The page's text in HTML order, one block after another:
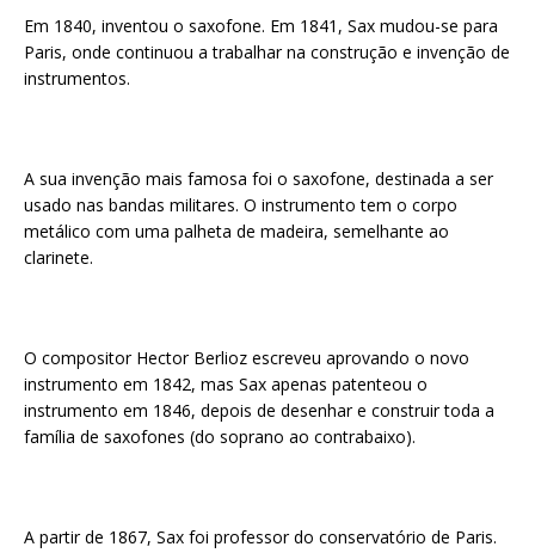
Em 1840, inventou o saxofone. Em 1841, Sax mudou-se para
Paris, onde continuou a trabalhar na construção e invenção de
instrumentos.
A sua invenção mais famosa foi o saxofone, destinada a ser
usado nas bandas militares. O instrumento tem o corpo
metálico com uma palheta de madeira, semelhante ao
clarinete.
O compositor Hector Berlioz escreveu aprovando o novo
instrumento em 1842, mas Sax apenas patenteou o
instrumento em 1846, depois de desenhar e construir toda a
família de saxofones (do soprano ao contrabaixo).
A partir de 1867, Sax foi professor do conservatório de Paris.